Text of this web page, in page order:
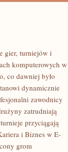
gier, turniejów i
komputerowych w
co dawniej było
dynamicznie
zawodnicy
zatrudniają
przyciągają
i Biznes w E-
grom